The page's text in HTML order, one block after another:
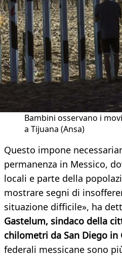
Bambini osservano i
a Tijuana (Ansa)
Questo impone
permanenza in Messico,
locali e parte della
mostrare segni di
situazione difficile», ha
Gastelum, sindaco della
chilometri da San Diego in
federali messicane sono